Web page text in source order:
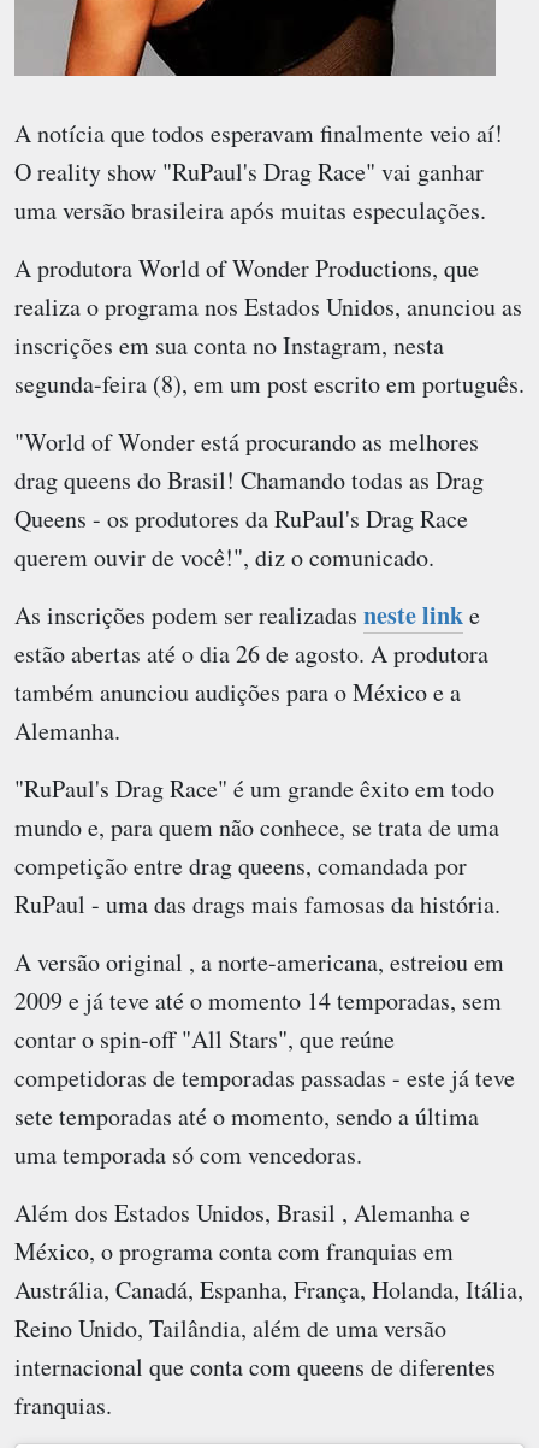
A notícia que todos esperavam finalmente veio aí!
O reality show "RuPaul's Drag Race" vai ganhar
uma versão brasileira após muitas especulações.
A produtora World of Wonder Productions, que
realiza o programa nos Estados Unidos, anunciou as
inscrições em sua conta no Instagram, nesta
segunda-feira (8), em um post escrito em português.
"World of Wonder está procurando as melhores
drag queens do Brasil! Chamando todas as Drag
Queens - os produtores da RuPaul's Drag Race
querem ouvir de você!", diz o comunicado.
As inscrições podem ser realizadas neste linke
estão abertas até o dia 26 de agosto. A produtora
também anunciou audições para o México e a
Alemanha.
"RuPaul's Drag Race" é um grande êxito em todo
mundo e, para quem não conhece, se trata de uma
competição entre drag queens, comandada por
RuPaul - uma das drags mais famosas da história.
A versão original , a norte-americana, estreiou em
2009 e já teve até o momento 14 temporadas, sem
contar o spin-off "All Stars", que reúne
competidoras de temporadas passadas - este já teve
sete temporadas até o momento, sendo a última
uma temporada só com vencedoras.
Além dos Estados Unidos, Brasil , Alemanha e
México, o programa conta com franquias em
Austrália, Canadá, Espanha, França, Holanda, Itália,
Reino Unido, Tailândia, além de uma versão
internacional que conta com queens de diferentes
franquias.